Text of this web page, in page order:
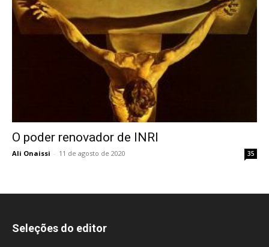
O poder renovador de INRI
Ali Onaissi - 11 de agosto de 2020 35
Seleções do editor